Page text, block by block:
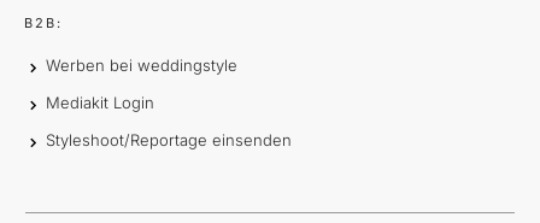
B2B:
Werben bei weddingstyle
Mediakit Login
Styleshoot/Reportage einsenden